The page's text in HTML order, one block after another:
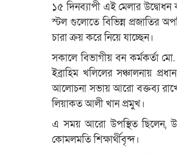
১৫ দিনব্যাপী এই মেলার উদ্বোধন
স্টল গুলোতে বিভিন্ন প্রজাতির
চারা ক্রয় করে নিয়ে যাচ্ছেন।
সকালে বিভাগীয় বন কর্মকর্তা
ইব্রাহিম খলিলের সঞ্চালনায়
আলোচনা সভায় আরো বক্তব্য
লিয়াকত আলী খান প্রমুখ।
এ সময় আরো উপস্থিত ছিলেন,
কোমলমতি শিক্ষার্থীবৃন্দ।